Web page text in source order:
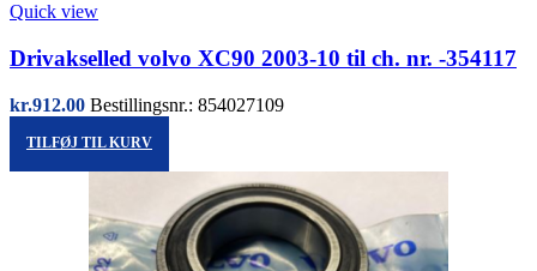
Quick view
Drivakselled volvo XC90 2003-10 til ch. nr. -354117
kr.912.00 Bestillingsnr.: 854027109
TILFØJ TIL KURV